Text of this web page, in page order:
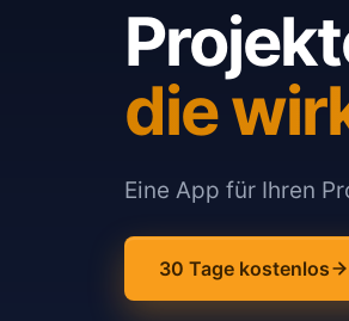
die
Eine App für Ihren
30 Tage kostenlos